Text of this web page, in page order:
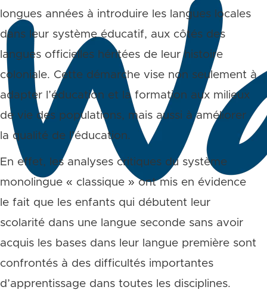
longues années à introduire les langues locales
dans leur système éducatif, aux côtés des
langues officielles héritées de leur histoire
coloniale. Cette démarche vise non seulement à
adapter l’éducation et la formation aux milieux
de vie des populations, mais aussi à améliorer
la qualité de l’éducation.
En effet, les analyses critiques du système
monolingue « classique » ont mis en évidence
le fait que les enfants qui débutent leur
scolarité dans une langue seconde sans avoir
acquis les bases dans leur langue première sont
confrontés à des difficultés importantes
d’apprentissage dans toutes les disciplines.